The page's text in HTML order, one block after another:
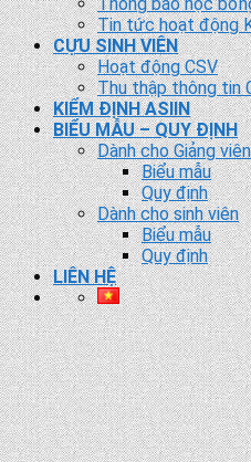
Tin tức hoạt động
CỰU SINH VIÊN
Hoạt động CSV
Thu thập thông tin
KIỂM ĐỊNH ASIIN
BIỂU MẪU – QUY ĐỊNH
Dành cho Giảng viên
Biểu mẫu
Quy định
Dành cho sinh viên
Biểu mẫu
Quy định
LIÊN HỆ